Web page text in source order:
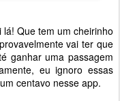
Que tem um cheirinho
vai ter que
ganhar uma passagem
eu ignoro essas
centavo nesse app.